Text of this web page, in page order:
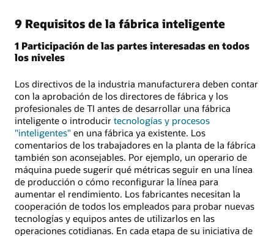
9 Requisitos de la fábrica inteligente
1 Participación de las partes interesadas en todos
los niveles
Los directivos de la industria manufacturera deben contar
con la aprobación de los directores de fábrica y los
profesionales de TI antes de desarrollar una fábrica
inteligente o introducir tecnologías y procesos
"inteligentes" en una fábrica ya existente. Los
comentarios de los trabajadores en la planta de la fábrica
también son aconsejables. Por ejemplo, un operario de
máquina puede sugerir qué métricas seguir en una línea
de producción o cómo reconfigurar la línea para
aumentar el rendimiento. Los fabricantes necesitan la
cooperación de todos los empleados para probar nuevas
tecnologías y equipos antes de utilizarlos en las
operaciones cotidianas. En cada etapa de su iniciativa de